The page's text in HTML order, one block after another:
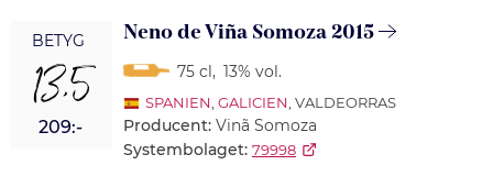
BETYG
13,5
209:-
Neno de Viña Somoza 2015
75 cl, 13% vol.
SPANIEN GALICIEN , VALDEORRAS
Producent: Vinã Somoza
Systembolaget: 79998